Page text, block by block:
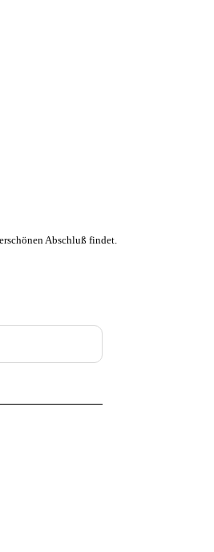
Abschluß findet.